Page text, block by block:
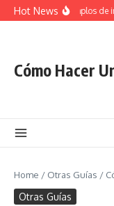
Saltar al contenido
Hot News34 Ejemplos de
Cómo Hacer
Home / Otras Guías /
Otras Guías